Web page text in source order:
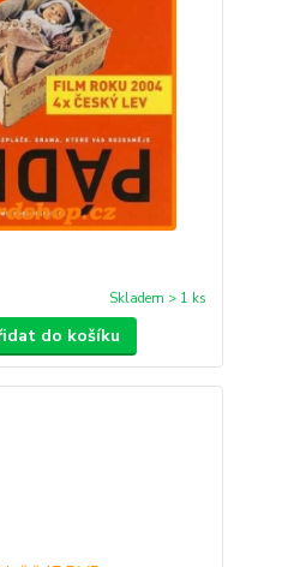
Skladem > 1 ks
do košíku